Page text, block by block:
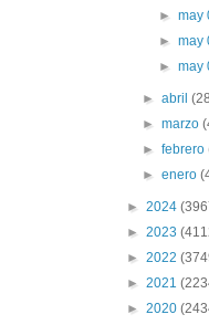
► may
► may
► may
►abril
►marzo
►febrero
►enero
► 2024
► 2023
► 2022
► 2021
► 2020